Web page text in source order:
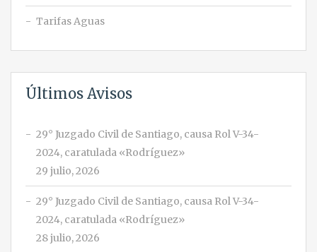
Tarifas Aguas
Últimos Avisos
29° Juzgado Civil de Santiago, causa Rol V-34-
2024, caratulada «Rodríguez»
29 julio, 2026
29° Juzgado Civil de Santiago, causa Rol V-34-
2024, caratulada «Rodríguez»
28 julio, 2026